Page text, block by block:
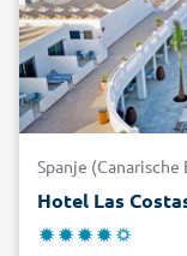
Spanje
Hotel Las